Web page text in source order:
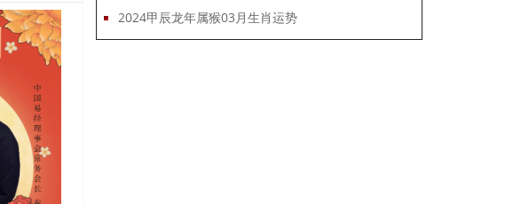
2024甲辰龙年属猴03月生肖运势